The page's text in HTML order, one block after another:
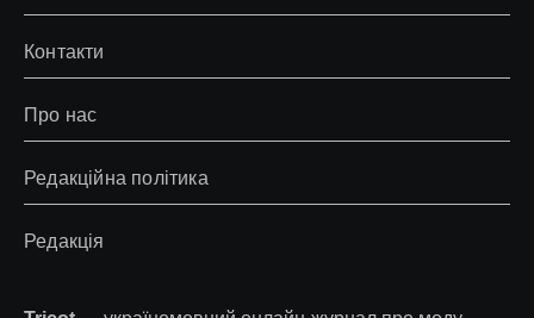
Контакти
Про нас
Редакційна політика
Редакція